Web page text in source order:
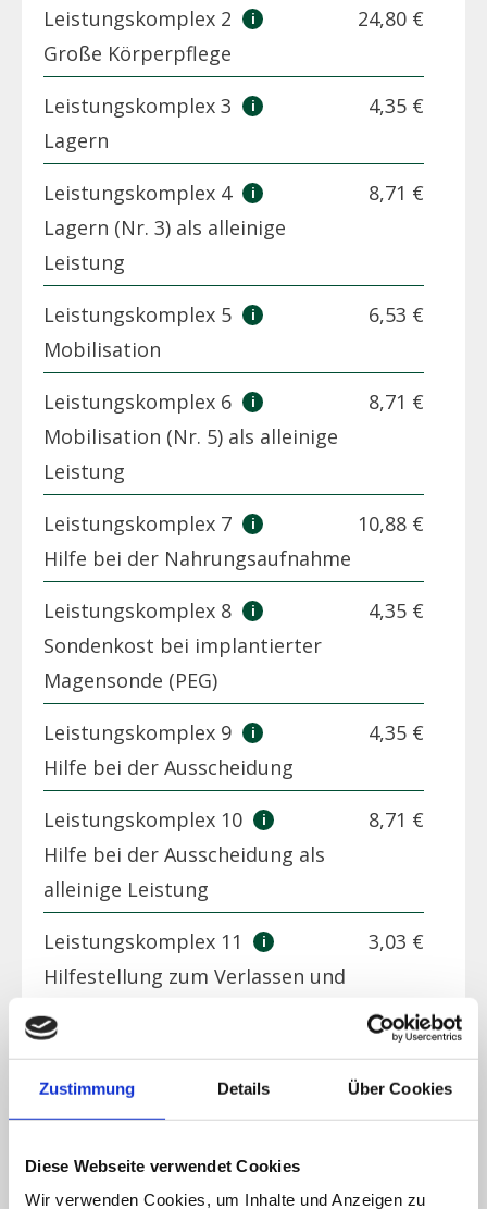
Zustimmung Details Über Cookies
Diese Webseite verwendet Cookies
Wir verwenden Cookies, um Inhalte und Anzeigen zu
Leistungskomplex 2
Große Körperpflege
24,80 €
Leistungskomplex 3
Lagern
4,35 €
Leistungskomplex 4
Lagern (Nr. 3) als alleinige
Leistung
8,71 €
Leistungskomplex 5
Mobilisation
6,53 €
Leistungskomplex 6
Mobilisation (Nr. 5) als alleinige
Leistung
8,71 €
Leistungskomplex 7
Hilfe bei der Nahrungsaufnahme
10,88 €
Leistungskomplex 8
Sondenkost bei implantierter
Magensonde (PEG)
4,35 €
Leistungskomplex 9
Hilfe bei der Ausscheidung
4,35 €
Leistungskomplex 10
Hilfe bei der Ausscheidung als
alleinige Leistung
8,71 €
Leistungskomplex 11
Hilfestellung zum Verlassen und
Wiederaufsuchen der Wohnung
3,03 €
Leistungskomplex 12
Begleitung bei Aktivitäten
26,12 €